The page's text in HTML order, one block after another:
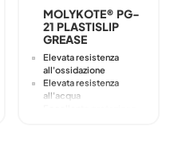
MOLYKOTE® PG-
21 PLASTISLIP
GREASE
Elevata resistenza
all'ossidazione
Elevata resistenza
all'acqua